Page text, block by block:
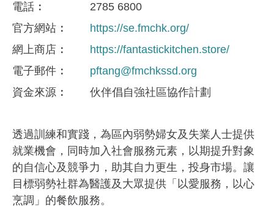
電話
2785 6800
官方網站
https://se.fmchk.org/
網上商店
https://fantastickitchen.store/
電子郵件
pftang@fmchkssd.org
資金來​源
伙伴倡自強社區協作計劃
透過訓練和實踐，為區內弱勢婦女及失業人士提供
就業機會，同時加入社會服務元素，以期提升對象
的自信心及競爭力，助其自力更生，投身市場。讓
目標弱勢社群為醫護及大眾提供「以愛服務，以心
烹調」的餐飲服務。